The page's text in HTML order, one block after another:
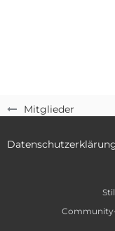
Mitglieder